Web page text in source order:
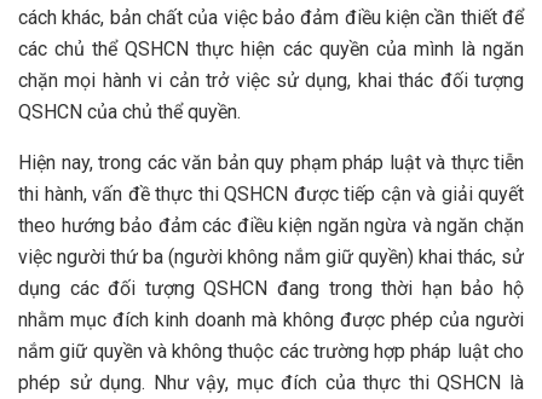
cách khác, bản chất của việc bảo đảm điều kiện cần thiết để
các chủ thể QSHCN thực hiện các quyền của mình là ngăn
chặn mọi hành vi cản trở việc sử dụng, khai thác đối tượng
QSHCN của chủ thể quyền.
Hiện nay, trong các văn bản quy phạm pháp luật và thực tiễn
thi hành, vấn đề thực thi QSHCN được tiếp cận và giải quyết
theo hướng bảo đảm các điều kiện ngăn ngừa và ngăn chặn
việc người thứ ba (người không nắm giữ quyền) khai thác, sử
dụng các đối tượng QSHCN đang trong thời hạn bảo hộ
nhằm mục đích kinh doanh mà không được phép của người
nắm giữ quyền và không thuộc các trường hợp pháp luật cho
phép sử dụng. Như vậy, mục đích của thực thi QSHCN là